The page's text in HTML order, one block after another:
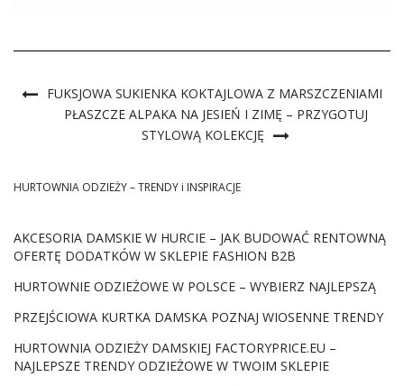
FUKSJOWA SUKIENKA KOKTAJLOWA Z MARSZCZENIAMI
PŁASZCZE ALPAKA NA JESIEŃ I ZIMĘ – PRZYGOTUJ
STYLOWĄ KOLEKCJĘ
HURTOWNIA ODZIEŻY – TRENDY i INSPIRACJE
AKCESORIA DAMSKIE W HURCIE – JAK BUDOWAĆ RENTOWNĄ
OFERTĘ DODATKÓW W SKLEPIE FASHION B2B
HURTOWNIE ODZIEŻOWE W POLSCE – WYBIERZ NAJLEPSZĄ
PRZEJŚCIOWA KURTKA DAMSKA POZNAJ WIOSENNE TRENDY
HURTOWNIA ODZIEŻY DAMSKIEJ FACTORYPRICE.EU –
NAJLEPSZE TRENDY ODZIEŻOWE W TWOIM SKLEPIE